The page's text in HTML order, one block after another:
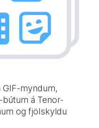
myndum,
á Tenor-
og fjölskyldu